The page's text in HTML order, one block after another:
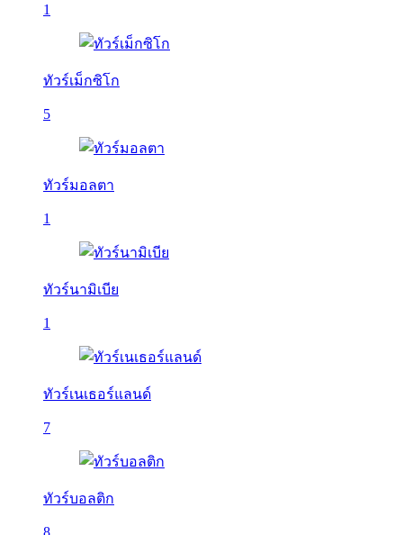
1
ทัวร์เม็กซิโก
5
ทัวร์มอลตา
1
ทัวร์นามิเบีย
1
ทัวร์เนเธอร์แลนด์
7
ทัวร์บอลติก
8